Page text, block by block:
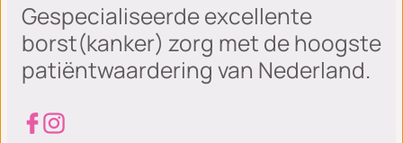
Gespecialiseerde excellente
borst(kanker) zorg met de hoogste
patiëntwaardering van Nederland.